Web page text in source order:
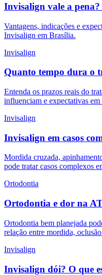
Invisalign vale a pena?
Vantagens, indicações e
Invisalign em Brasília.
Invisalign
Quanto tempo dura o
Entenda os prazos reais do
influenciam e expectativas
Invisalign
Invisalign em casos
Mordida cruzada,
pode tratar casos complexos
Ortodontia
Ortodontia e dor na
Ortodontia bem planejada
relação entre mordida,
Invisalign
Invisalign dói? O que